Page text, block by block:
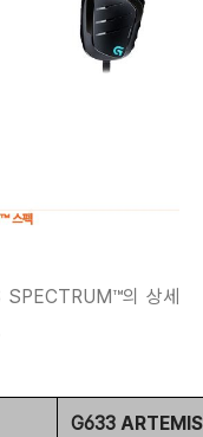
SPECTRUM™의 상세
G633